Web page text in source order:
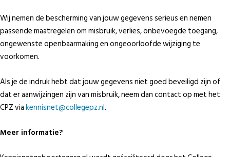
Wij nemen de bescherming van jouw gegevens serieus en nemen
passende maatregelen om misbruik, verlies, onbevoegde toegang,
ongewenste openbaarmaking en ongeoorloofde wijziging te
voorkomen.
Als je de indruk hebt dat jouw gegevens niet goed beveiligd zijn of
dat er aanwijzingen zijn van misbruik, neem dan contact op met het
CPZ viakennisnet@collegepz.nl.
Meer informatie?